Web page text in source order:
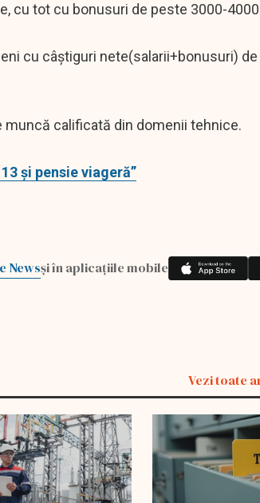
cu tot cu bonusuri de peste 3000-
cu câștiguri nete(salarii+bonusuri)
muncă calificată din domenii tehnice.
și pensie viageră”
Newsși în aplicațiile mobile
Vezi toate